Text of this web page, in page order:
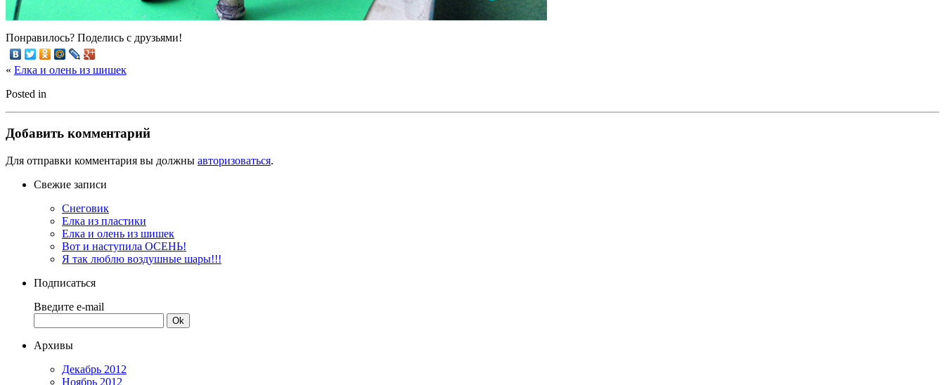
Понравилось? Поделись с друзьями!
« Елка и олень из шишек
Posted in
Добавить комментарий
Для отправки комментария вы должны авторизоваться.
Свежие записи
Снеговик
Елка из пластики
Елка и олень из шишек
Вот и наступила ОСЕНЬ!
Я так люблю воздушные шары!!!
Подписаться
Введите e-mail
Архивы
Декабрь 2012
Ноябрь 2012